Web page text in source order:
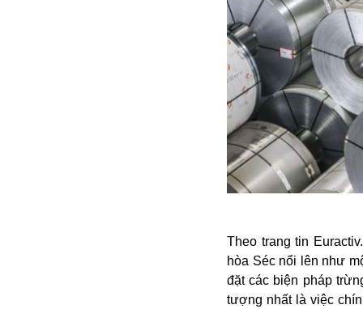
Theo trang tin
hòa Séc nổi lên như
đặt các biện pháp
tượng nhất là việc